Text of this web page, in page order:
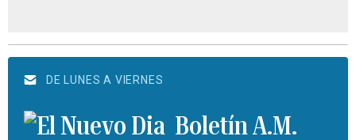
DE LUNES A VIERNES
Boletín A.M.